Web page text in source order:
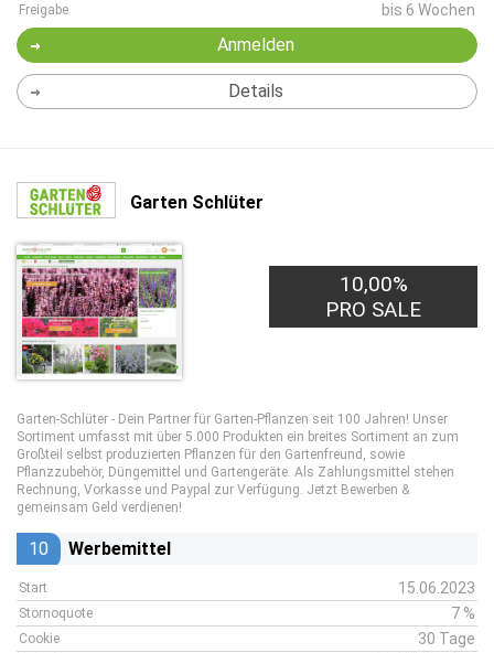
Freigabe bis 6 Wochen
Anmelden
Details
Garten Schlüter
10,00%
PRO SALE
Garten-Schlüter - Dein Partner für Garten-Pflanzen seit 100 Jahren! Unser
Sortiment umfasst mit über 5.000 Produkten ein breites Sortiment an zum
Großteil selbst produzierten Pflanzen für den Gartenfreund, sowie
Pflanzzubehör, Düngemittel und Gartengeräte. Als Zahlungsmittel stehen
Rechnung, Vorkasse und Paypal zur Verfügung. Jetzt Bewerben &
gemeinsam Geld verdienen!
10 Werbemittel
Start 15.06.2023
Stornoquote 7 %
Cookie 30 Tage